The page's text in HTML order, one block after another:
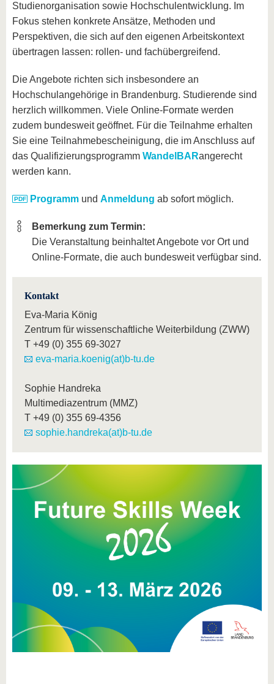
Studienorganisation sowie Hochschulentwicklung. Im
Fokus stehen konkrete Ansätze, Methoden und
Perspektiven, die sich auf den eigenen Arbeitskontext
übertragen lassen: rollen- und fachübergreifend.
Die Angebote richten sich insbesondere an
Hochschulangehörige in Brandenburg. Studierende sind
herzlich willkommen. Viele Online-Formate werden
zudem bundesweit geöffnet. Für die Teilnahme erhalten
Sie eine Teilnahmebescheinigung, die im Anschluss auf
das Qualifizierungsprogramm WandelBARangerecht
werden kann.
Programm und Anmeldung ab sofort möglich.
Bemerkung zum Termin:
Die Veranstaltung beinhaltet Angebote vor Ort und
Online-Formate, die auch bundesweit verfügbar sind.
Kontakt
Eva-Maria König
Zentrum für wissenschaftliche Weiterbildung (ZWW)
T +49 (0) 355 69-3027
eva-maria.koenig(at)b-tu.de
Sophie Handreka
Multimediazentrum (MMZ)
T +49 (0) 355 69-4356
sophie.handreka(at)b-tu.de